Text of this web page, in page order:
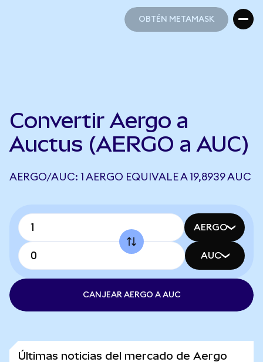
OBTÉN METAMASK
Convertir Aergo a
Auctus (AERGO a AUC)
AERGO/AUC: 1 AERGO EQUIVALE A 19,8939 AUC
AERGO
AUC
CANJEAR AERGO A AUC
Últimas noticias del mercado de Aergo